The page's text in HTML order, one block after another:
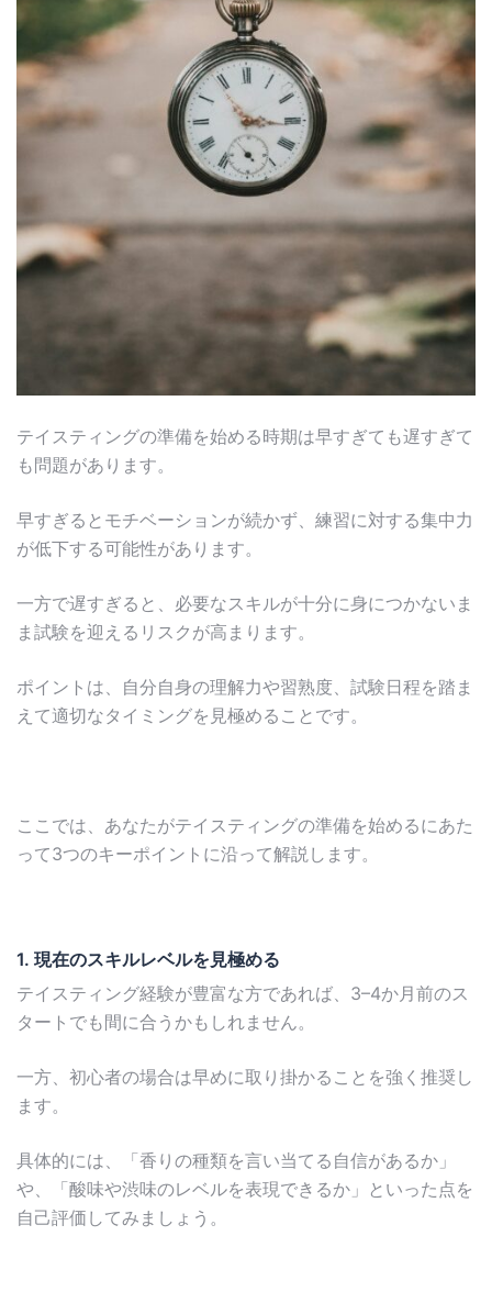
テイスティングの準備を始める時期は早すぎても遅すぎて
も問題があります。
早すぎるとモチベーションが続かず、練習に対する集中力
が低下する可能性があります。
一方で遅すぎると、必要なスキルが十分に身につかないま
ま試験を迎えるリスクが高まります。
ポイントは、自分自身の理解力や習熟度、試験日程を踏ま
えて適切なタイミングを見極めることです。
ここでは、あなたがテイスティングの準備を始めるにあた
って3つのキーポイントに沿って解説します。
1. 現在のスキルレベルを見極める
テイスティング経験が豊富な方であれば、3–4か月前のス
タートでも間に合うかもしれません。
一方、初心者の場合は早めに取り掛かることを強く推奨し
ます。
具体的には、「香りの種類を言い当てる自信があるか」
や、「酸味や渋味のレベルを表現できるか」といった点を
自己評価してみましょう。